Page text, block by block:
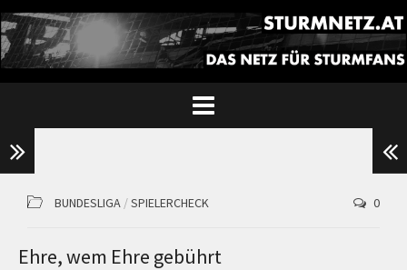
BUNDESLIGA /SPIELERCHECK 0
Ehre, wem Ehre gebührt